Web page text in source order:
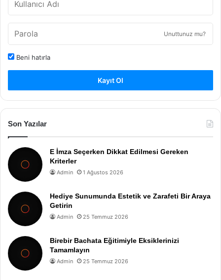
Unuttunuz mu?
Beni hatırla
Kayıt Ol
Son Yazılar
E İmza Seçerken Dikkat Edilmesi Gereken
Kriterler
Admin 1 Ağustos 2026
Hediye Sunumunda Estetik ve Zarafeti Bir Araya
Getirin
Admin 25 Temmuz 2026
Birebir Bachata Eğitimiyle Eksiklerinizi
Tamamlayın
Admin 25 Temmuz 2026